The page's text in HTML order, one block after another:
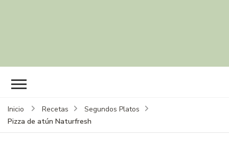
Inicio Recetas
Segundos Platos
Pizza de atún Naturfresh